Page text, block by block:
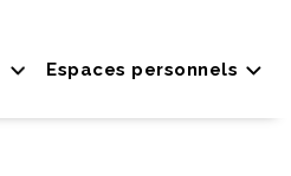
Espaces personnels